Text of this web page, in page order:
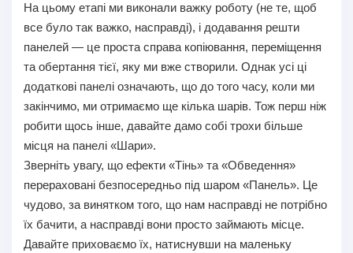
На цьому етапі ми виконали важку роботу (не те, щоб
все було так важко, насправді), і додавання решти
панелей — це проста справа копіювання, переміщення
та обертання тієї, яку ми вже створили. Однак усі ці
додаткові панелі означають, що до того часу, коли ми
закінчимо, ми отримаємо ще кілька шарів. Тож перш ніж
робити щось інше, давайте дамо собі трохи більше
місця на панелі «Шари».
Зверніть увагу, що ефекти «Тінь» та «Обведення»
перераховані безпосередньо під шаром «Панель». Це
чудово, за винятком того, що нам насправді не потрібно
їх бачити, а насправді вони просто займають місце.
Давайте приховаємо їх, натиснувши на маленьку